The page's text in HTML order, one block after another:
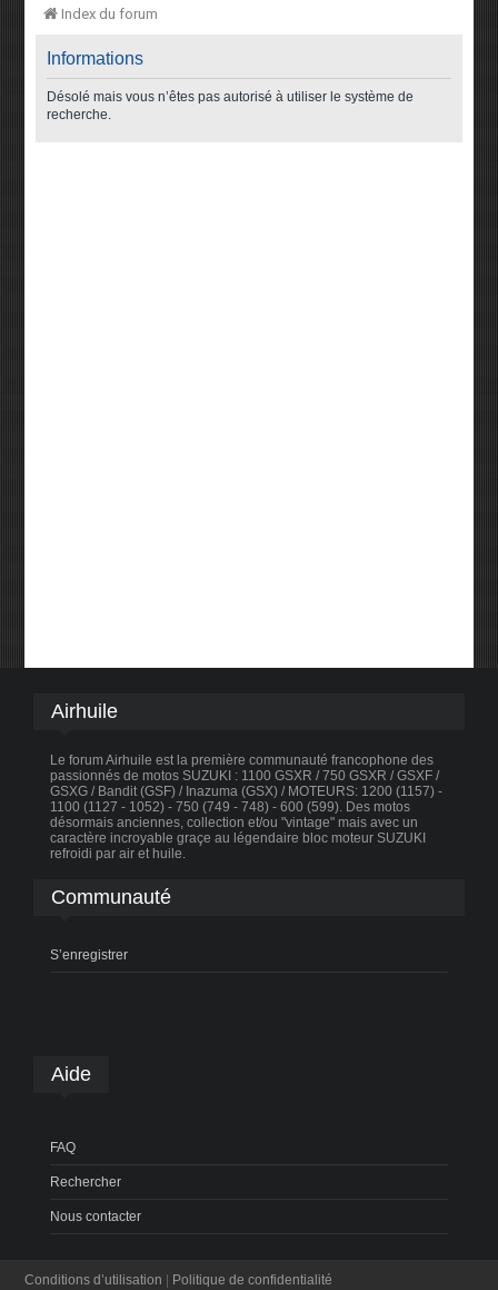
Index du forum
Informations
Désolé mais vous n’êtes pas autorisé à utiliser le système de
recherche.
Airhuile
Le forum Airhuile est la première communauté francophone des
passionnés de motos SUZUKI : 1100 GSXR / 750 GSXR / GSXF /
GSXG / Bandit (GSF) / Inazuma (GSX) / MOTEURS: 1200 (1157) -
1100 (1127 - 1052) - 750 (749 - 748) - 600 (599). Des motos
désormais anciennes, collection et/ou "vintage" mais avec un
caractère incroyable graçe au légendaire bloc moteur SUZUKI
refroidi par air et huile.
Communauté
S’enregistrer
Aide
FAQ
Rechercher
Nous contacter
Conditions d’utilisation
Politique de confidentialité